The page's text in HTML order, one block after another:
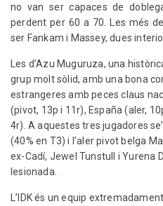
no van ser capaces de
perdent per 60 a 70. Les més
ser Fankam i Massey, dues
Les d’Azu Muguruza, una
grup molt sòlid, amb una bona
estrangeres amb peces claus
(pivot, 13p i 11r), España (aler,
4r). A aquestes tres jugadores
(40% en T3) i l’aler pivot belga
ex-Cadí, Jewel Tunstull i Yurena
lesionada.
L’IDK és un equip